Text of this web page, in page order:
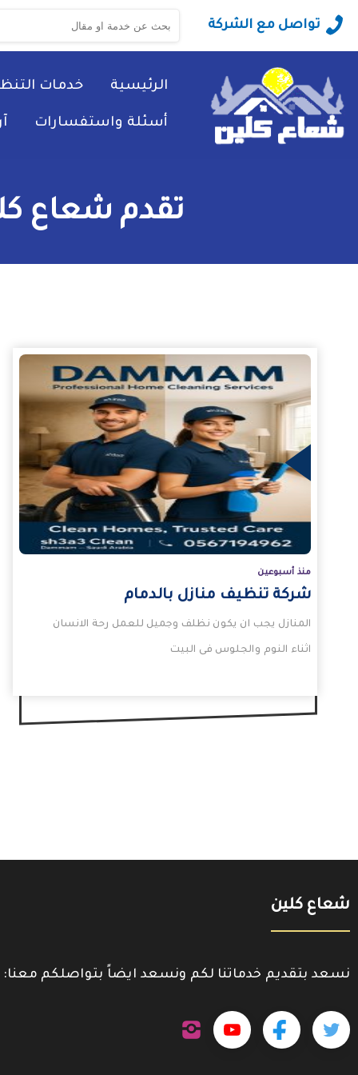
تواصل مع الشركة
البحث
عن:
الرئيسية خدمات
أسئلة واستفسارات
تقدم شعاع
منذ أسبوعين
شركة تنظيف منازل بالدمام
المنازل يجب ان يكون نظلف وجميل للعمل رحة الانسان
اثناء النوم والجلوس فى البيت
شعاع كلين
نسعد بتقديم خدماتنا لكم ونسعد ايضاً بتواصلكم معنا:
تابعنا تابعنا تابعنا